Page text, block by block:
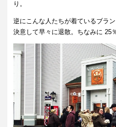
り。
逆にこんな人たちが着ているブラ
決意して早々に退散。ちなみに 25